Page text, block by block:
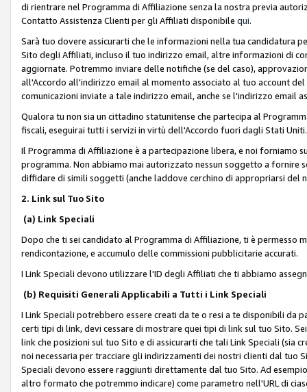
di rientrare nel Programma di Affiliazione senza la nostra previa
Contatto Assistenza Clienti per gli Affiliati disponibile qui.
Sarà tuo dovere assicurarti che le informazioni nella tua candidatura
Sito degli Affiliati, incluso il tuo indirizzo email, altre informazioni di
aggiornate. Potremmo inviare delle notifiche (se del caso),
all'Accordo all'indirizzo email al momento associato al tuo account
comunicazioni inviate a tale indirizzo email, anche se l'indirizzo email
Qualora tu non sia un cittadino statunitense che partecipa al
fiscali, eseguirai tutti i servizi in virtù dell'Accordo fuori dagli Stati
Il Programma di Affiliazione è a partecipazione libera, e noi forniamo
programma. Non abbiamo mai autorizzato nessun soggetto a fornire
diffidare di simili soggetti (anche laddove cerchino di appropriarsi
2. Link sul Tuo Sito
(a) Link Speciali
Dopo che ti sei candidato al Programma di Affiliazione, ti è permesso
rendicontazione, e accumulo delle commissioni pubblicitarie accurati.
I Link Speciali devono utilizzare l'ID degli Affiliati che ti abbiamo
(b) Requisiti Generali Applicabili a Tutti i Link Speciali
I Link Speciali potrebbero essere creati da te o resi a te disponibili
certi tipi di link, devi cessare di mostrare quei tipi di link sul tuo Sito.
link che posizioni sul tuo Sito e di assicurarti che tali Link Speciali
noi necessaria per tracciare gli indirizzamenti dei nostri clienti dal tuo
Speciali devono essere raggiunti direttamente dal tuo Sito. Ad
altro formato che potremmo indicare) come parametro nell'URL di